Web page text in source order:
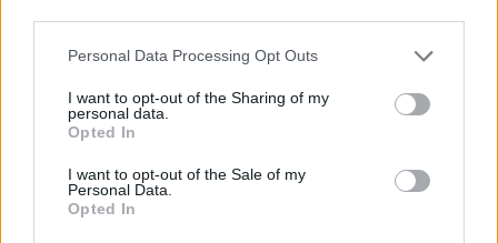
Please note that this website/app uses one or more Google
not limited to your visit or usage behaviour. You may click to
grant or deny consent to Google and its third-party tags to
use your data for below specified purposes in below Google
consent section.
Personal Data Processing Opt Outs
I want to opt-out of the Sharing of my
personal data.
Opted In
I want to opt-out of the Sale of my
Personal Data.
Opted In
Σχόλια
- «Καμπανάκι» από τον
Ιατρικό Σύλλογο Αθηνών
για την προστασία της
ασελγήσει σε
κορίτσι - Το παιδί
αμέριμνο σε αυλή